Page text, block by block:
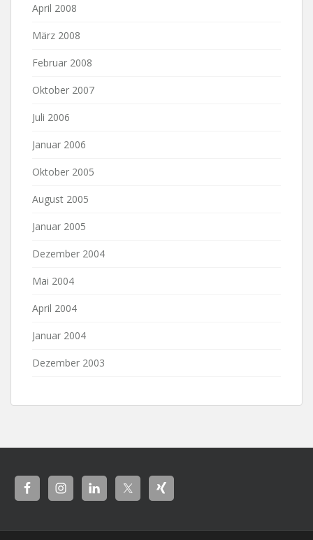
April 2008
März 2008
Februar 2008
Oktober 2007
Juli 2006
Januar 2006
Oktober 2005
August 2005
Januar 2005
Dezember 2004
Mai 2004
April 2004
Januar 2004
Dezember 2003